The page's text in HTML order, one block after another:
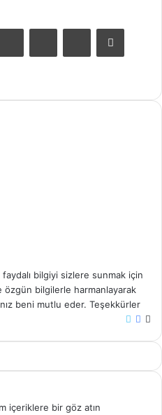
PinterestReddit VKontakteE-Posta ile paylaş
bilgiyi sizlere sunmak için
özgün bilgilerle harmanlayarak
beni mutlu eder. Teşekkürler
içeriklere bir göz atın